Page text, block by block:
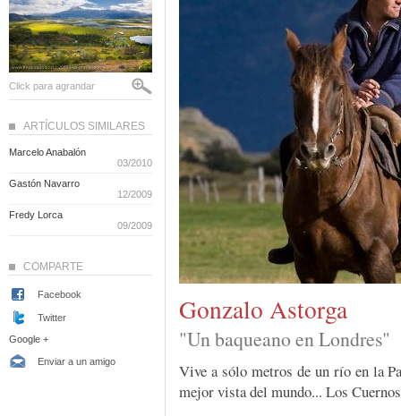
Gonzalo Astorga
"Un baqueano en Londres"
Vive a sólo metros de un río en la
mejor vista del mundo... Los
Click para agrandar
ARTÍCULOS SIMILARES
Marcelo Anabalón
03/2010
Gastón Navarro
12/2009
Fredy Lorca
09/2009
COMPARTE
Facebook
Twitter
Google +
Enviar a un amigo